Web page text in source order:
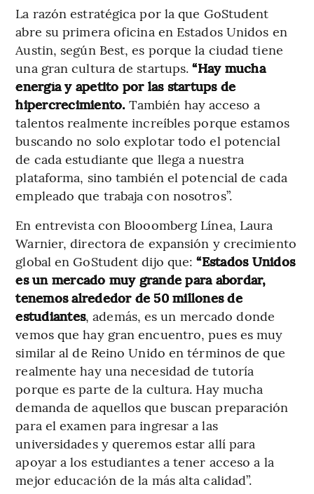
La razón estratégica por la que GoStudent
abre su primera oficina en Estados Unidos en
Austin, según Best, es porque la ciudad tiene
una gran cultura de startups.“Hay mucha
energía y apetito por las startups de
hipercrecimiento. También hay acceso a
talentos realmente increíbles porque estamos
buscando no solo explotar todo el potencial
de cada estudiante que llega a nuestra
plataforma, sino también el potencial de cada
empleado que trabaja con nosotros”.
En entrevista con Blooomberg Línea, Laura
Warnier, directora de expansión y crecimiento
global en GoStudent dijo que:“Estados Unidos
es un mercado muy grande para abordar,
tenemos alrededor de 50 millones de
estudiantes, además, es un mercado donde
vemos que hay gran encuentro, pues es muy
similar al de Reino Unido en términos de que
realmente hay una necesidad de tutoría
porque es parte de la cultura. Hay mucha
demanda de aquellos que buscan preparación
para el examen para ingresar a las
universidades y queremos estar allí para
apoyar a los estudiantes a tener acceso a la
mejor educación de la más alta calidad”.